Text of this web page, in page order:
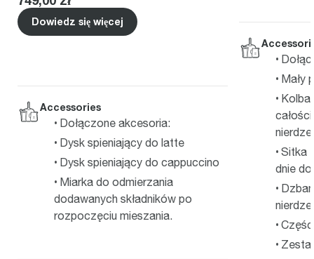
Dowiedz się więcej
Accessories
Dołączone akcesoria:
Dysk spieniający do latte
Dysk spieniający do cappuccino
Miarka do odmierzania
dodawanych składników po
rozpoczęciu mieszania.
Mały
Kolba
Sitka
dnie